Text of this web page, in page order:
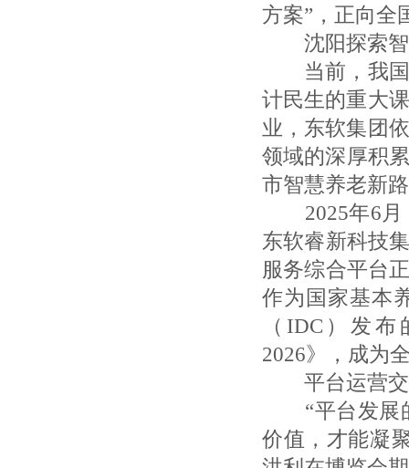
方案”，正向全
沈阳探索智
当前，我国
计民生的重大
业，东软集团
领域的深厚积
市智慧养老新
2025年6月
东软睿新科技
服务综合平台
作为国家基本
（IDC）发
2026》，成为
平台运营交
“平台发展的
价值，才能凝